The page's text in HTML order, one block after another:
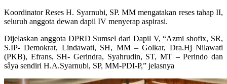
Koordinator Reses H. Syarnubi, SP. MM mengatakan reses tahap II,
seluruh anggota dewan dapil IV menyerap aspirasi.
Dijelaskan anggota DPRD Sumsel dari Dapil V, “Azmi shofix, SR,
S.IP- Demokrat, Lindawati, SH, MM – Golkar, Dra.Hj Nilawati
(PKB), Efrans, SH- Gerindra, Syahrudin, ST, MT – Perindo dan
sâya sendiri H.A.Syarnubi, SP, MM-PDI-P,” jelasnya